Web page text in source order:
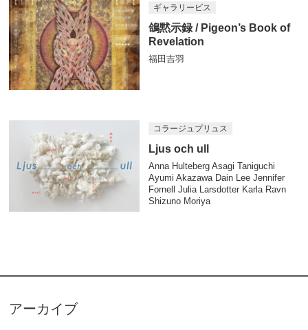
ギャラリービス
鴿黙示録 / Pigeon’s Book of
Revelation
福田吉羽
コラージュプリュス
Ljus och ull
Anna Hulteberg Asagi Taniguchi
Ayumi Akazawa Dain Lee Jennifer
Fornell Julia Larsdotter Karla Ravn
Shizuno Moriya
アーカイブ